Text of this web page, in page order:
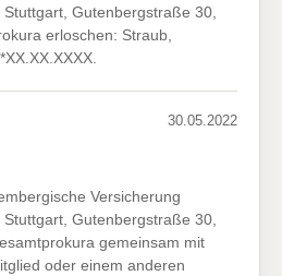
Gutenbergstraße 30,
erloschen: Straub,
30.05.2022
Versicherung
Gutenbergstraße 30,
gemeinsam mit
oder einem anderen